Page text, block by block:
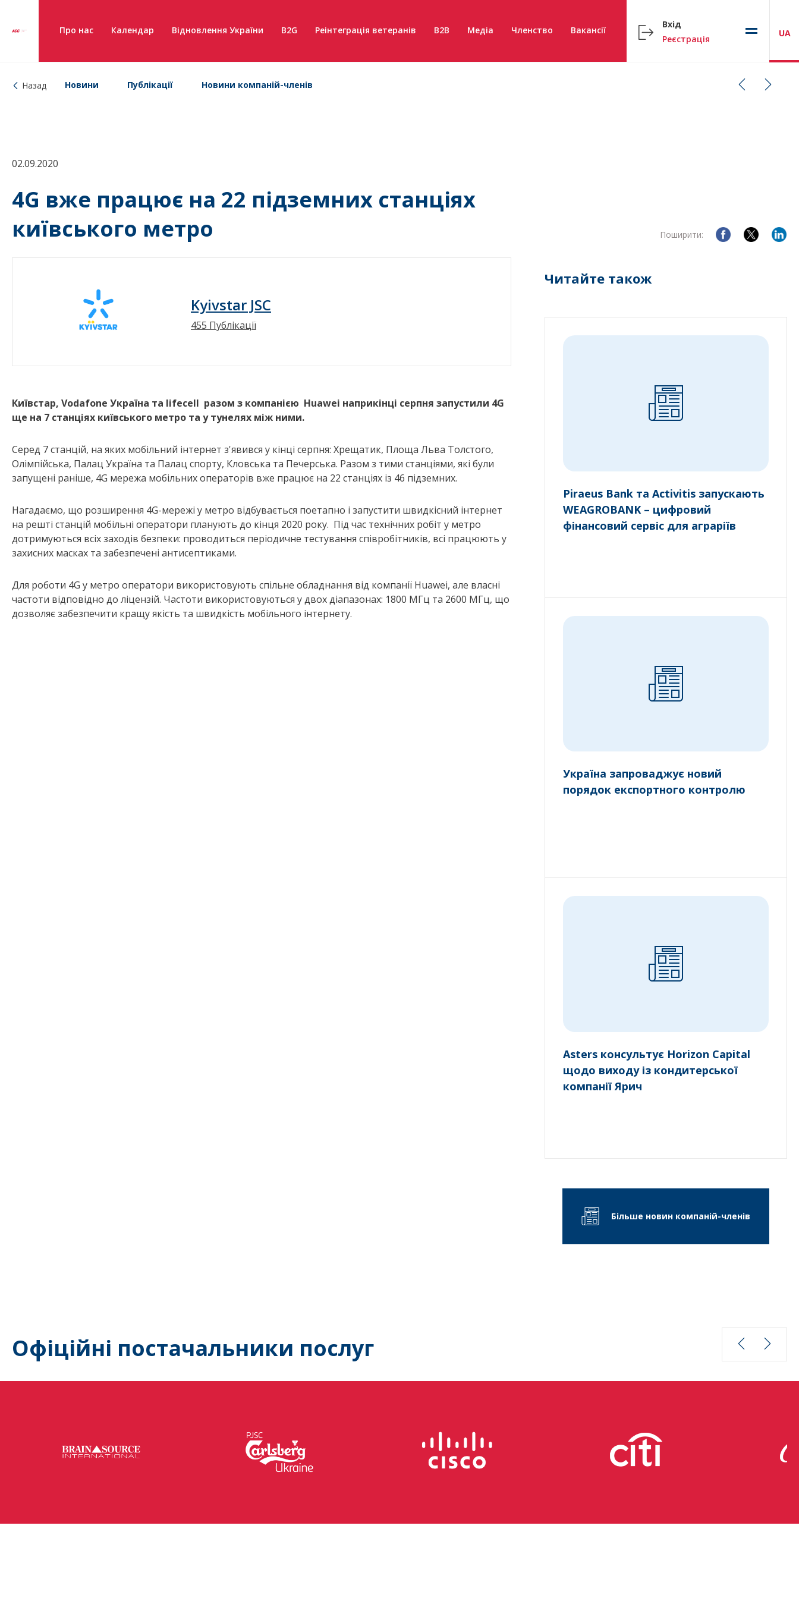
Про нас Календар Відновлення України B2G Реінтеграція ветеранів B2B Медіа Членство Вакансії
Вхід
Реєстрація
UA
Назад Новини Публікації Новини компаній-членів
02.09.2020
4G вже працює на 22 підземних станціях
київського метро
Поширити:
Kyivstar JSC
455 Публікації
Київстар, Vodafone Україна та lifecell разом з компанією Huawei наприкінці серпня запустили 4G
ще на 7 станціях київського метро та у тунелях між ними.
Серед 7 станцій, на яких мобільний інтернет з'явився у кінці серпня: Хрещатик, Площа Льва Толстого,
Олімпійська, Палац Україна та Палац спорту, Кловська та Печерська. Разом з тими станціями, які були
запущені раніше, 4G мережа мобільних операторів вже працює на 22 станціях із 46 підземних.
Нагадаємо, що розширення 4G-мережі у метро відбувається поетапно і запустити швидкісний інтернет
на решті станцій мобільні оператори планують до кінця 2020 року. Під час технічних робіт у метро
дотримуються всіх заходів безпеки: проводиться періодичне тестування співробітників, всі працюють у
захисних масках та забезпечені антисептиками.
Для роботи 4G у метро оператори використовують спільне обладнання від компанії Huawei, але власні
частоти відповідно до ліцензій. Частоти використовуються у двох діапазонах: 1800 МГц та 2600 МГц, що
дозволяє забезпечити кращу якість та швидкість мобільного інтернету.
Читайте також
Piraeus Bank та Activitis запускають
WEAGROBANK – цифровий
фінансовий сервіс для аграріїв
Україна запроваджує новий
порядок експортного контролю
Asters консультує Horizon Capital
щодо виходу із кондитерської
компанії Ярич
Більше новин компаній-членів
Офіційні постачальники послуг